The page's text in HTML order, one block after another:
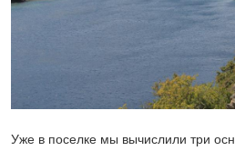
Уже в поселке мы вычислили три